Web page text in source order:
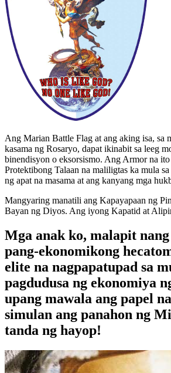
Ang Marian Battle Flag at ang aking isa, sa
kasama ng Rosaryo, dapat ikinabit sa leeg
binendisyon o eksorsismo. Ang Armor na
Protektibong Talaan na maliligtas ka mula sa
ng apat na masama at ang kanyang mga
Mangyaring manatili ang Kapayapaan ng
Bayan ng Diyos. Ang iyong Kapatid at
Mga anak ko, malapit
pang-ekonomikong
elite na nagpapatupad sa
pagdudusa ng ekonomiya
upang mawala ang papel
simulan ang panahon ng
tanda ng hayop!